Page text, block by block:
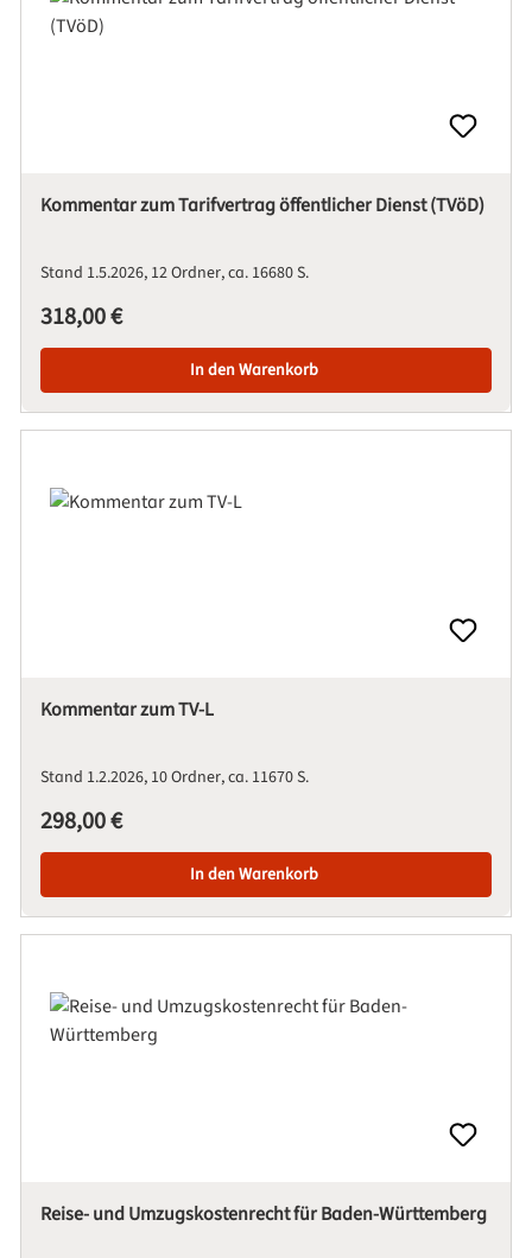
Kommentar zum Tarifvertrag öffentlicher Dienst (TVöD)
Stand 1.5.2026 12 Ordnerca. 16680 S.
Regulärer Preis:
318,00 €
In den Warenkorb
Kommentar zum TV-L
Stand 1.2.2026 10 Ordnerca. 11670 S.
Regulärer Preis:
298,00 €
In den Warenkorb
Reise- und Umzugskostenrecht für Baden-Württemberg